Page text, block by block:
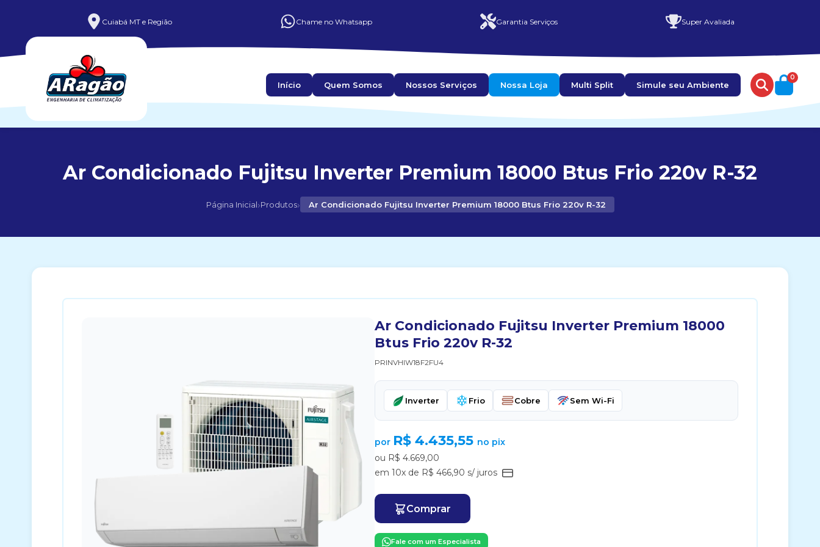
Cuiabá MT e Região Chame no Whatsapp Garantia Serviços Super Avaliada
Início Quem Somos Nossos Serviços Nossa Loja Multi Split Simule seu Ambiente
0
Ar Condicionado Fujitsu Inverter Premium 18000 Btus Frio 220v R-32
Página Inicial›Produtos› Ar Condicionado Fujitsu Inverter Premium 18000 Btus Frio 220v R-32
Ar Condicionado Fujitsu Inverter Premium 18000
Btus Frio 220v R-32
PRINVHIW18F2FU4
Inverter Frio Cobre Sem Wi-Fi
por R$ 4.435,55 no pix
ou R$ 4.669,00
em 10x de R$ 466,90 s/ juros
Comprar
Fale com um Especialista